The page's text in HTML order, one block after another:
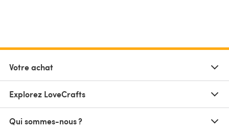
Votre achat
Explorez LoveCrafts
Qui sommes-nous ?